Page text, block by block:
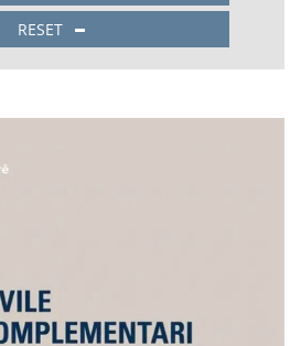
RESET